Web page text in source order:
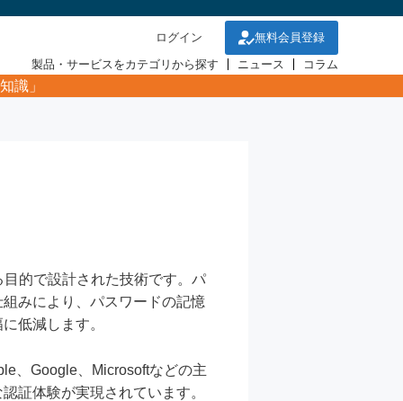
ログイン
無料会員登録
製品・サービスをカテゴリから探す
ニュース コラム
識」
的で設計された技術です。パ
みにより、パスワードの記憶
低減します。
、Google、Microsoftなどの主
証体験が実現されています。